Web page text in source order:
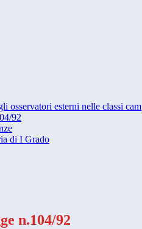
esterni nelle classi
92
di I Grado
n.104/92